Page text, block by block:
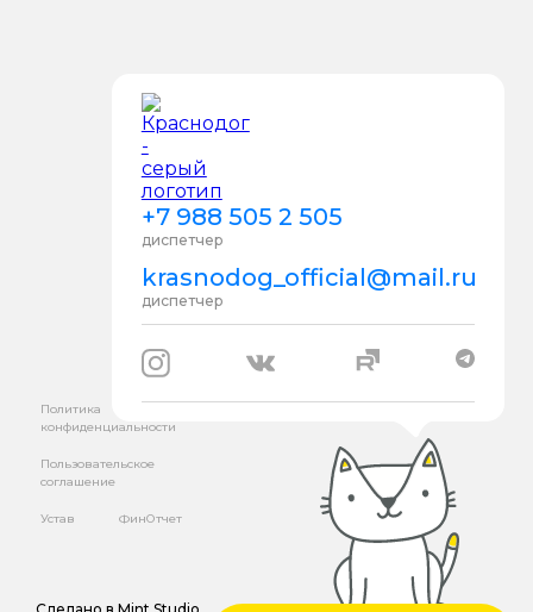
+7 988 505 2 505
диспетчер
krasnodog_official@mail.ru
диспетчер
Политика
конфиденциальности
Пользовательское
соглашение
Устав ФинОтчет